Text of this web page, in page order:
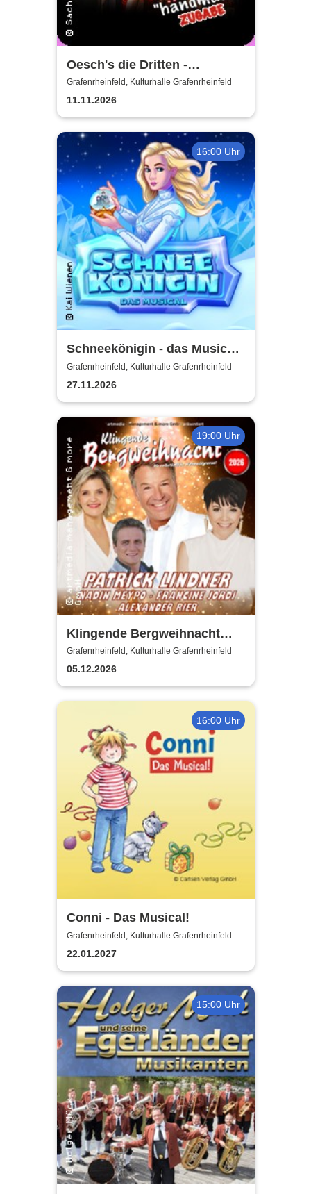
Oesch's die Dritten -
Händmade Tour 2025
Grafenrheinfeld, Kulturhalle Grafenrheinfeld
11.11.2026
16:00 Uhr
Schneekönigin - das Musical |
Theater Liberi
Grafenrheinfeld, Kulturhalle Grafenrheinfeld
27.11.2026
19:00 Uhr
Klingende Bergweihnacht
2026 - Die volkstümliche
Weihnachtsrevue
Grafenrheinfeld, Kulturhalle Grafenrheinfeld
05.12.2026
16:00 Uhr
Conni - Das Musical!
Grafenrheinfeld, Kulturhalle Grafenrheinfeld
22.01.2027
15:00 Uhr